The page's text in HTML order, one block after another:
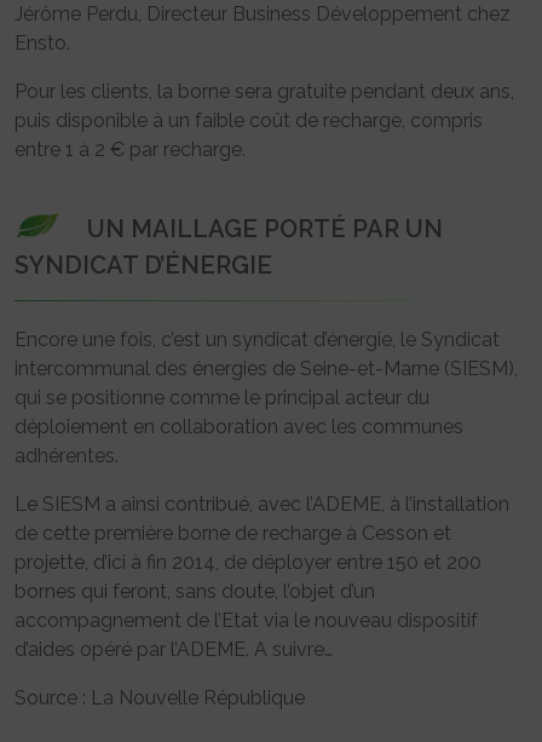
Jérôme Perdu, Directeur Business Développement chez
Ensto.
Pour les clients, la borne sera gratuite pendant deux ans,
puis disponible à un faible coût de recharge, compris
entre 1 à 2 € par recharge.
UN MAILLAGE PORTÉ PAR UN
SYNDICAT D’ÉNERGIE
Encore une fois, c’est un syndicat d’énergie, le Syndicat
intercommunal des énergies de Seine-et-Marne (SIESM),
qui se positionne comme le principal acteur du
déploiement en collaboration avec les communes
adhérentes.
Le SIESM a ainsi contribué, avec l’ADEME, à l’installation
de cette première borne de recharge à Cesson et
projette, d’ici à fin 2014, de déployer entre 150 et 200
bornes qui feront, sans doute, l’objet d’un
accompagnement de l’Etat via le nouveau dispositif
d’aides opéré par l’ADEME. A suivre…
Source : La Nouvelle République